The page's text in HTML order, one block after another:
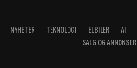
NYHETER TEKNOLOGI ELBILER AI
SALG OG